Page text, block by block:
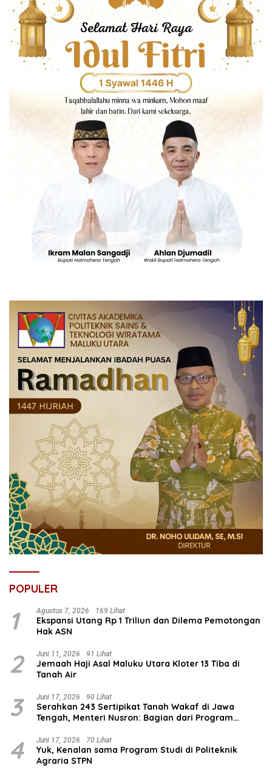
POPULER
1 Agustus 7, 2026 169 Lihat
Ekspansi Utang Rp 1 Triliun dan Dilema Pemotongan
Hak ASN
2 Juni 11, 2026 91 Lihat
Jemaah Haji Asal Maluku Utara Kloter 13 Tiba di
Tanah Air
3 Juni 17, 2026 90 Lihat
Serahkan 243 Sertipikat Tanah Wakaf di Jawa
Tengah, Menteri Nusron: Bagian dari Program
Umat
4 Juni 17, 2026 70 Lihat
Yuk, Kenalan sama Program Studi di Politeknik
Agraria STPN